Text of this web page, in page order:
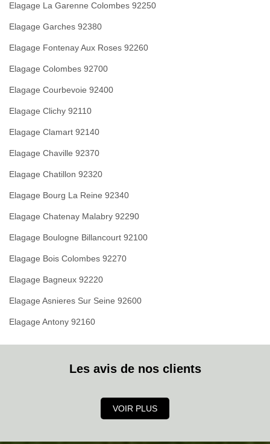
Elagage La Garenne Colombes 92250
Elagage Garches 92380
Elagage Fontenay Aux Roses 92260
Elagage Colombes 92700
Elagage Courbevoie 92400
Elagage Clichy 92110
Elagage Clamart 92140
Elagage Chaville 92370
Elagage Chatillon 92320
Elagage Bourg La Reine 92340
Elagage Chatenay Malabry 92290
Elagage Boulogne Billancourt 92100
Elagage Bois Colombes 92270
Elagage Bagneux 92220
Elagage Asnieres Sur Seine 92600
Elagage Antony 92160
Les avis de nos clients
VOIR PLUS